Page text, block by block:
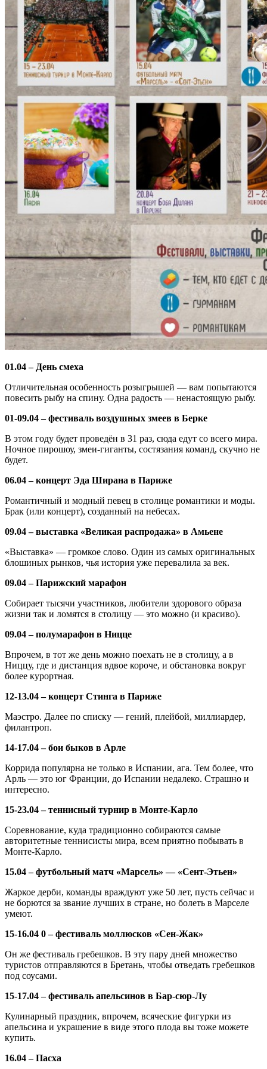
01.04 – День смеха
Отличительная особенность розыгрышей — вам попытаются
повесить рыбу на спину. Одна радость — ненастоящую рыбу.
01-09.04 – фестиваль воздушных змеев в Берке
В этом году будет проведён в 31 раз, сюда едут со всего мира.
Ночное пирошоу, змеи-гиганты, состязания команд, скучно не
будет.
06.04 – концерт Эда Ширана в Париже
Романтичный и модный певец в столице романтики и моды.
Брак (или концерт), созданный на небесах.
09.04 – выставка «Великая распродажа» в Амьене
«Выставка» — громкое слово. Один из самых оригинальных
блошиных рынков, чья история уже перевалила за век.
09.04 – Парижский марафон
Собирает тысячи участников, любители здорового образа
жизни так и ломятся в столицу — это можно (и красиво).
09.04 – полумарафон в Ницце
Впрочем, в тот же день можно поехать не в столицу, а в
Ниццу, где и дистанция вдвое короче, и обстановка вокруг
более курортная.
12-13.04 – концерт Стинга в Париже
Маэстро. Далее по списку — гений, плейбой, миллиардер,
филантроп.
14-17.04 – бои быков в Арле
Коррида популярна не только в Испании, ага. Тем более, что
Арль — это юг Франции, до Испании недалеко. Страшно и
интересно.
15-23.04 – теннисный турнир в Монте-Карло
Соревнование, куда традиционно собираются самые
авторитетные теннисисты мира, всем приятно побывать в
Монте-Карло.
15.04 – футбольный матч «Марсель» — «Сент-Этьен»
Жаркое дерби, команды враждуют уже 50 лет, пусть сейчас и
не борются за звание лучших в стране, но болеть в Марселе
умеют.
15-16.04 0 – фестиваль моллюсков «Сен-Жак»
Он же фестиваль гребешков. В эту пару дней множество
туристов отправляются в Бретань, чтобы отведать гребешков
под соусами.
15-17.04 – фестиваль апельсинов в Бар-сюр-Лу
Кулинарный праздник, впрочем, всяческие фигурки из
апельсина и украшение в виде этого плода вы тоже можете
купить.
16.04 – Пасха